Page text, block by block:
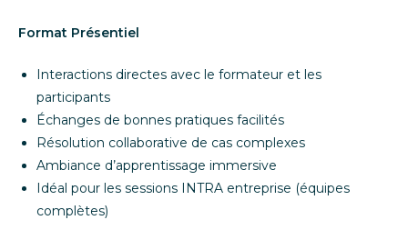
Format Présentiel
Interactions directes avec le formateur et les
participants
Échanges de bonnes pratiques facilités
Résolution collaborative de cas complexes
Ambiance d’apprentissage immersive
Idéal pour les sessions INTRA entreprise (équipes
complètes)